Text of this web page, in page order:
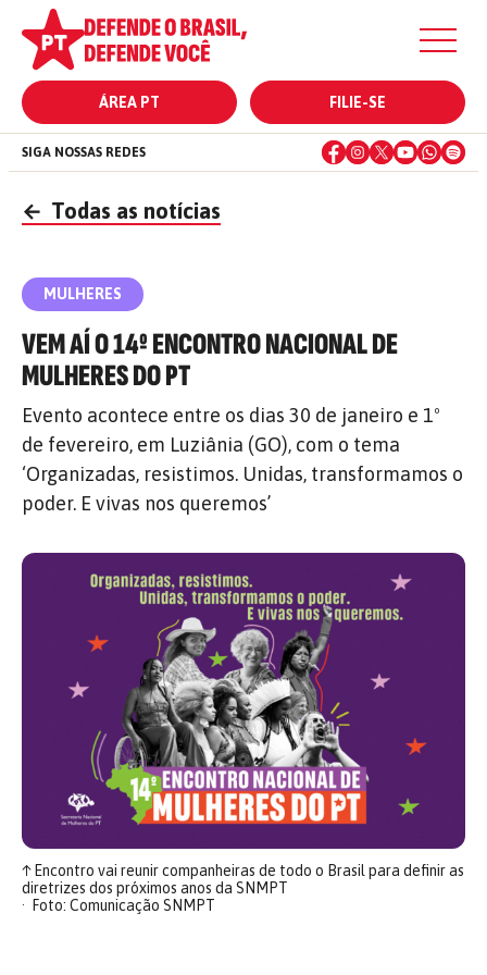
ÁREA PT FILIE-SE
SIGA NOSSAS REDES
← Todas as notícias
MULHERES
VEM AÍ O 14º ENCONTRO NACIONAL DE
MULHERES DO PT
Evento acontece entre os dias 30 de janeiro e 1º
de fevereiro, em Luziânia (GO), com o tema
‘Organizadas, resistimos. Unidas, transformamos o
poder. E vivas nos queremos’
↑Encontro vai reunir companheiras de todo o Brasil para definir as
diretrizes dos próximos anos da SNMPT
Foto: Comunicação SNMPT